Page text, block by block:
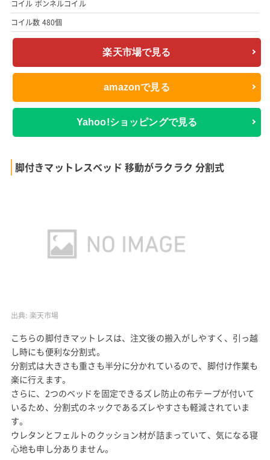
コイル ボンネルコイル
コイル数 480個
楽天市場で見る
amazonで見る
Yahoo!ショッピングで見る
脚付きマットレスベッド 移動がラクラク 分割式
出典: 楽天市場
こちらの脚付きマットレスは、注文後の搬入がしやすく、引っ越
し時にも便利な分割式。
分割式は大きさも重さも半分に分かれているので、脚付け作業も
楽に行えます。
さらに、2つのベッドを固定できるズレ防止の布テープが付いて
いるため、分割式のネックであるズレやすさも軽減されていま
す。
ウレタンとフェルトのクッション材が詰まっていて、気になる寝
心地も申し分ありません。